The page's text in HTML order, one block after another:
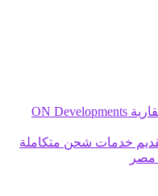
أرجينزا القابضة تطلق ذراعها العقارية ON Developments
خدمات شحن متكاملة
مصر